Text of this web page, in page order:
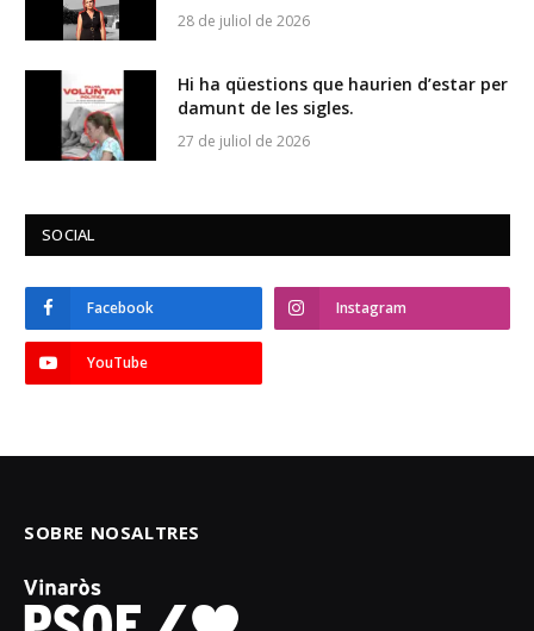
28 de juliol de 2026
Hi ha qüestions que haurien d’estar per
damunt de les sigles.
27 de juliol de 2026
SOCIAL
Facebook Instagram
YouTube
SOBRE NOSALTRES